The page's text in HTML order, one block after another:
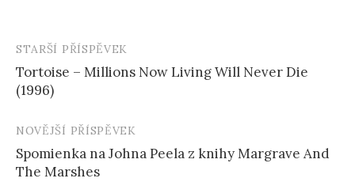
Navigace
příspěvku
STARŠÍ PŘÍSPĚVEK
Tortoise – Millions Now Living Will Never Die
(1996)
NOVĚJŠÍ PŘÍSPĚVEK
Spomienka na Johna Peela z knihy Margrave And
The Marshes